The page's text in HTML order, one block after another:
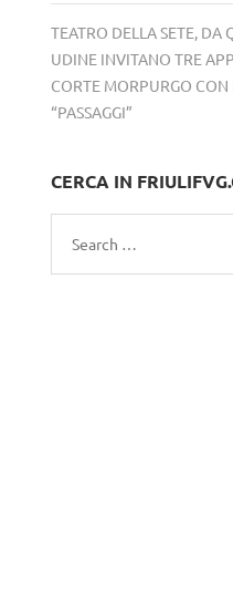
TEATRO DELLA SETE, DA
UDINE INVITANO TRE
CORTE MORPURGO CON
“PASSAGGI”
CERCA IN
Search
for: